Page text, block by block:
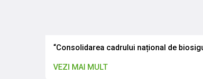
VEZI MAI MULT